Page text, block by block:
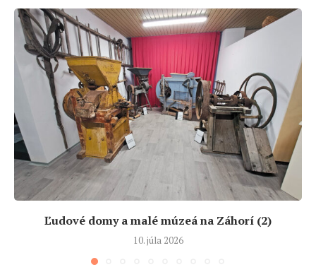
Ľudové domy a malé múzeá na Záhorí (2)
10. júla 2026